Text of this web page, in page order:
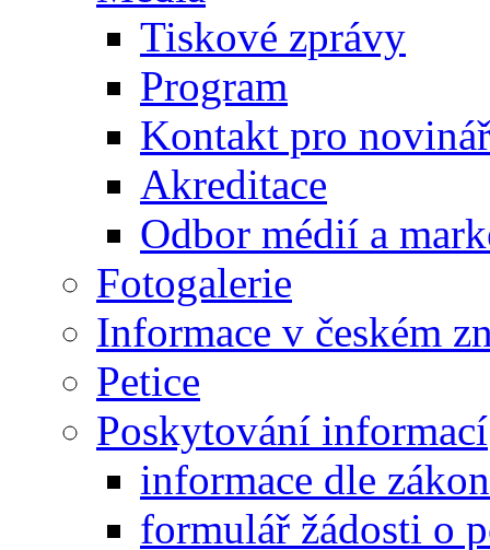
Tiskové zprávy
Program
Kontakt pro
Akreditace
Odbor médií a
Fotogalerie
Informace v českém
Petice
Poskytování informací
informace dle
formulář žádosti o